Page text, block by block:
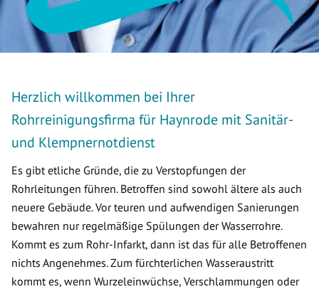
Herzlich willkommen bei Ihrer
Rohrreinigungsfirma für Haynrode mit Sanitär-
und Klempnernotdienst
Es gibt etliche Gründe, die zu Verstopfungen der
Rohrleitungen führen. Betroffen sind sowohl ältere als auch
neuere Gebäude. Vor teuren und aufwendigen Sanierungen
bewahren nur regelmäßige Spülungen der Wasserrohre.
Kommt es zum Rohr-Infarkt, dann ist das für alle Betroffenen
nichts Angenehmes. Zum fürchterlichen Wasseraustritt
kommt es, wenn Wurzeleinwüchse, Verschlammungen oder